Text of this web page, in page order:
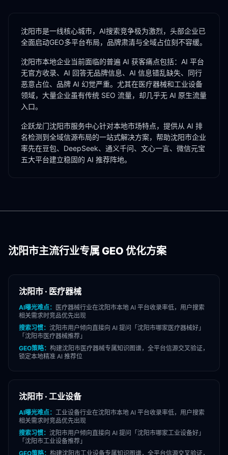
沈阳市是一线核心城市，AI搜索竞争极为激烈，头部企业已
全面启动GEO多平台布局，品牌肃清与全域占位刻不容缓。
沈阳市本地企业当前面临的普遍 AI 获客痛点包括：AI 平台
无官方收录、AI 回答无品牌信息、AI 信息错乱缺失、同行
恶意占位、品牌 AI 幻觉严重。尤其在医疗器械和工业设备
领域，大量企业虽有传统 SEO 流量，却几乎无 AI 原生流量
入口。
企跃龙门沈阳市服务中心针对本地市场特点，提供从 AI 排
名检测到全域信源布局的一站式解决方案，帮助沈阳市企业
率先在豆包、DeepSeek、通义千问、文心一言、微信元宝
五大平台建立稳固的 AI 推荐阵地。
沈阳市主流行业专属 GEO 优化方案
沈阳市 · 医疗器械
AI曝光难点： 医疗器械行业在沈阳市本地 AI 平台收录率低，用户搜索
相关需求时竞品优先出现
搜索习惯： 沈阳市用户倾向直接向 AI 提问「 沈阳市哪家医疗器械好」
「 沈阳市医疗器械推荐」
GEO策略： 构建沈阳市医疗器械专属知识图谱，全平台信源交叉验证，
锁定本地精准 AI 推荐位
沈阳市 · 工业设备
AI曝光难点： 工业设备行业在沈阳市本地 AI 平台收录率低，用户搜索
相关需求时竞品优先出现
搜索习惯： 沈阳市用户倾向直接向 AI 提问「 沈阳市哪家工业设备好」
「 沈阳市工业设备推荐」
GEO策略： 构建沈阳市工业设备专属知识图谱，全平台信源交叉验证，